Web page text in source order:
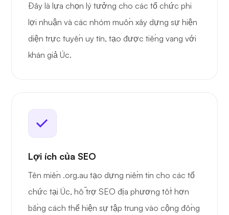
Đây là lựa chọn lý tưởng cho các tổ chức phi
lợi nhuận và các nhóm muốn xây dựng sự hiện
diện trực tuyến uy tín, tạo được tiếng vang với
khán giả Úc.
Lợi ích của SEO
Tên miền .org.au tạo dựng niềm tin cho các tổ
chức tại Úc, hỗ trợ SEO địa phương tốt hơn
bằng cách thể hiện sự tập trung vào cộng đồng